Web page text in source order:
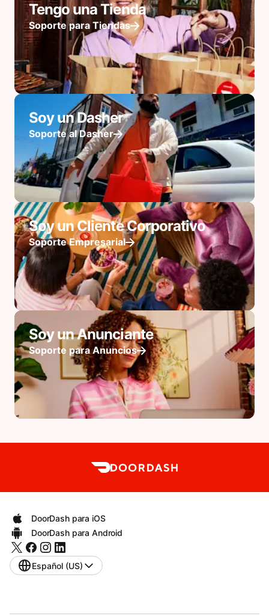
Tengo una Tienda
Soporte para Tiendas
Soy un Dasher
Soporte al Dasher
Soy un Cliente Corporativo
Soporte Empresarial
Soy un Anunciante
Soporte para Anuncios
DoorDash para iOS
DoorDash para Android
Español (US)